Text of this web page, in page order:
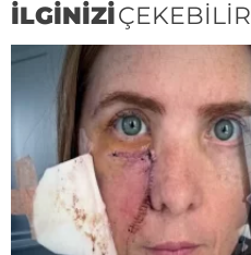
İLGİNİZİÇEKEBİLİR